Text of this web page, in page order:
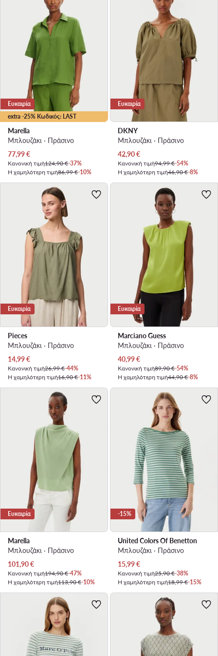
extra -25% Κωδικός: LAST
Ευκαιρία
Marella
Μπλουζάκι · Πράσινο
Τρέχουσα τιμή
77,99€
Κανονική τιμή124,90 €-37%
Η χαμηλότερη τιμή86,99 €-10%
Ευκαιρία
DKNY
Μπλουζάκι · Πράσινο
Τρέχουσα τιμή
42,90€
Κανονική τιμή94,99 €-54%
Η χαμηλότερη τιμή46,90 €-8%
Ευκαιρία
Pieces
Μπλουζάκι · Πράσινο
Τρέχουσα τιμή
14,99€
Κανονική τιμή26,99 €-44%
Η χαμηλότερη τιμή16,90 €-11%
Ευκαιρία
Marciano Guess
Μπλουζάκι · Πράσινο
Τρέχουσα τιμή
40,99€
Κανονική τιμή89,90 €-54%
Η χαμηλότερη τιμή44,90 €-8%
Ευκαιρία
Marella
Μπλουζάκι · Πράσινο
Τρέχουσα τιμή
101,90€
Κανονική τιμή194,90 €-47%
Η χαμηλότερη τιμή113,90 €-10%
-15%
United Colors Of Benetton
Μπλουζάκι · Πράσινο
Τρέχουσα τιμή
15,99€
Κανονική τιμή25,90 €-38%
Η χαμηλότερη τιμή18,99 €-15%